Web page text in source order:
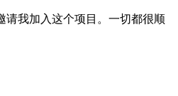
请我加入这个项目。一切都很顺